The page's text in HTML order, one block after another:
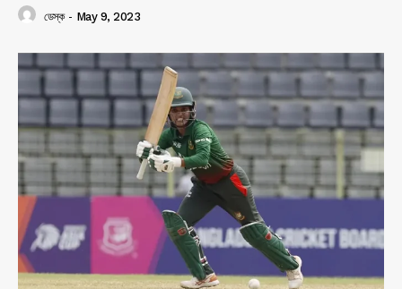
ডেস্ক - May 9, 2023